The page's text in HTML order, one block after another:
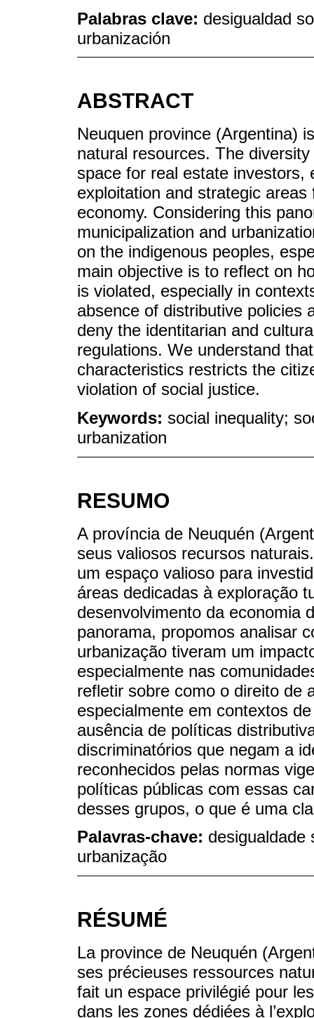
Palabras clave: desigualdad
urbanización
ABSTRACT
Neuquen province (Argentina)
natural resources. The
space for real estate investors,
exploitation and strategic
economy. Considering this
municipalization and
on the indigenous peoples,
main objective is to reflect on
is violated, especially in
absence of distributive policies
deny the identitarian and
regulations. We understand
characteristics restricts the
violation of social justice.
Keywords: social inequality;
urbanization
RESUMO
A província de Neuquén
seus valiosos recursos
um espaço valioso para
áreas dedicadas à exploração
desenvolvimento da economia
panorama, propomos analisar
urbanização tiveram um
especialmente nas
refletir sobre como o direito de
especialmente em contextos
ausência de políticas
discriminatórios que negam a
reconhecidos pelas normas
políticas públicas com essas
desses grupos, o que é uma
Palavras-chave: desigualdade
urbanização
RÉSUMÉ
La province de Neuquén
ses précieuses ressources
fait un espace privilégié pour
dans les zones dédiées à